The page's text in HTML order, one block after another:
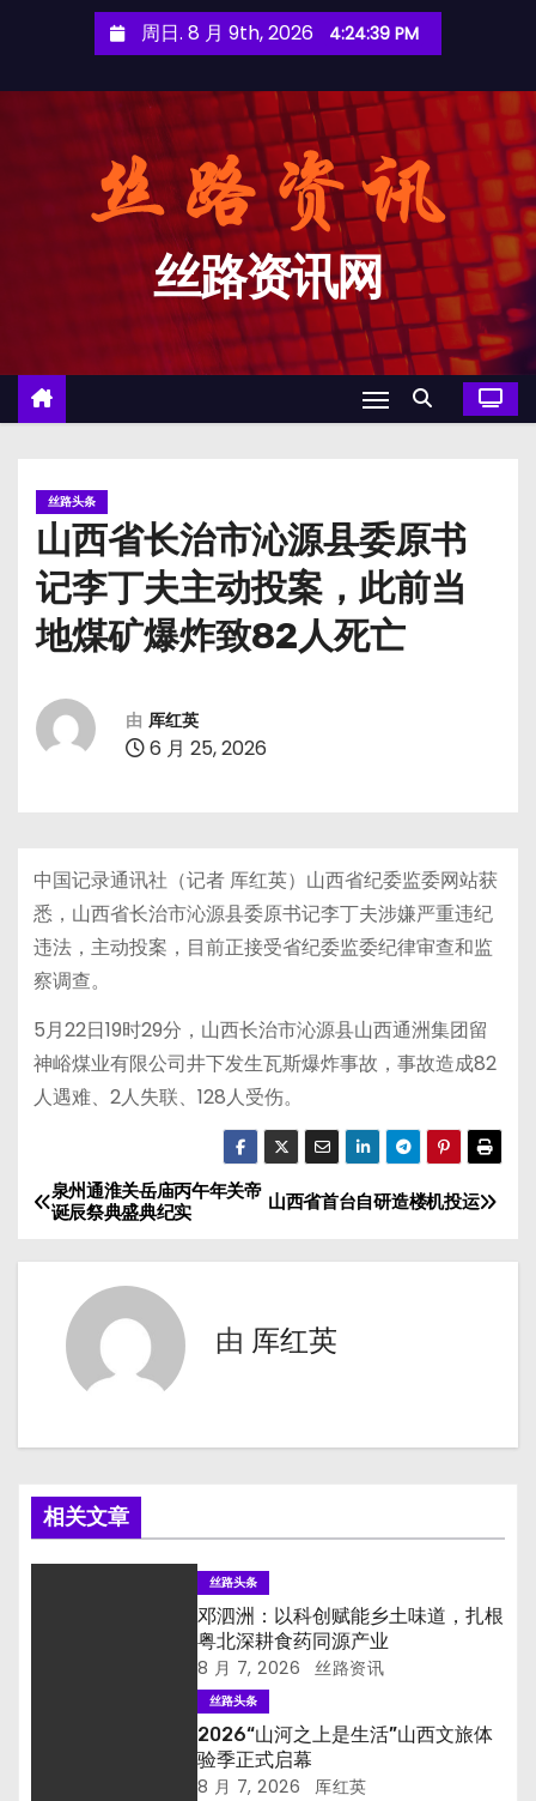
周日. 8 月 9th, 2026 4:24:39 PM
丝路资讯网
丝路头条
山西省长治市沁源县委原书
记李丁夫主动投案，此前当
地煤矿爆炸致82人死亡
由 厍红英
6 月 25, 2026
中国记录通讯社（记者 厍红英）山西省纪委监委网站获
悉，山西省长治市沁源县委原书记李丁夫涉嫌严重违纪
违法，主动投案，目前正接受省纪委监委纪律审查和监
察调查。
5月22日19时29分，山西长治市沁源县山西通洲集团留
神峪煤业有限公司井下发生瓦斯爆炸事故，事故造成82
人遇难、2人失联、128人受伤。
文
章
航
山西省首台自研造楼机投运
泉州通淮关岳庙丙午年关帝
诞辰祭典盛典纪实
由 厍红英
相关文章
丝路头条
邓泗洲：以科创赋能乡土味道，扎根
粤北深耕食药同源产业
8 月 7, 2026 丝路资讯
丝路头条
2026“山河之上是生活”山西文旅体
验季正式启幕
8 月 7, 2026 厍红英